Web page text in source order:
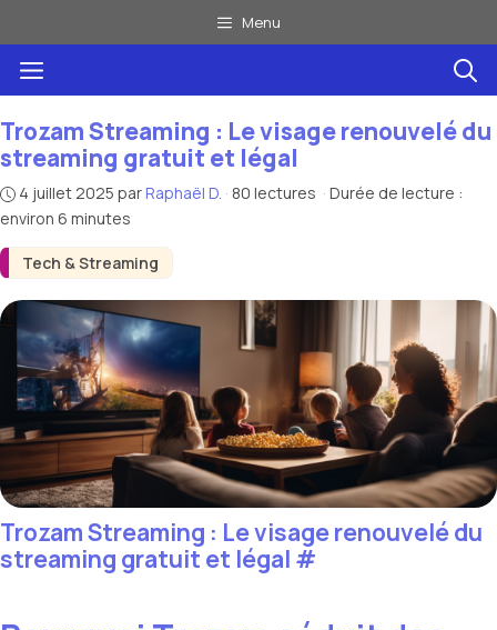
au
contenu
Menu
Menu
Tech & Streaming
Trozam Streaming : Le visage renouvelé du
streaming gratuit et légal
4 juillet 2025 par Raphaël D. · 80 lectures · Durée de lecture :
environ 6 minutes
Trozam Streaming : Le visage renouvelé du
streaming gratuit et légal #